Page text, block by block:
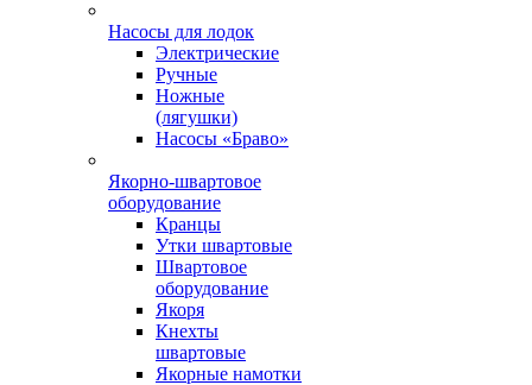
Насосы для лодок
Электрические
Ручные
Ножные
(лягушки)
Насосы «Браво»
Якорно-швартовое
оборудование
Кранцы
Утки швартовые
Швартовое
оборудование
Якоря
Кнехты
швартовые
Якорные намотки